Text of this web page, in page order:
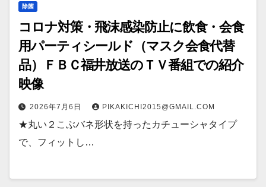
除菌
コロナ対策・飛沫感染防止に飲食・会食
用パーティシールド（マスク会食代替
品）ＦＢＣ福井放送のＴＶ番組での紹介
映像
2026年7月6日 PIKAKICHI2015@GMAIL.COM
★丸い２こぶバネ形状を持ったカチューシャタイプ
で、フィットし…